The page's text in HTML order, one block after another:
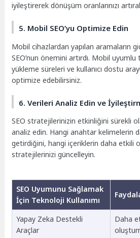
iyileştirerek dönüşüm oranlarınızı
5. Mobil SEO’yu Optimize Edin
Mobil cihazlardan yapılan aramaların
SEO’nun önemini artırdı. Mobil uyumlu
yükleme süreleri ve kullanıcı dostu
optimize edebilirsiniz.
6. Verileri Analiz Edin ve
SEO stratejilerinizin etkinliğini sürekli
analiz edin. Hangi anahtar kelimelerin
getirdiğini, hangi içeriklerin daha etkili
stratejilerinizi güncelleyin.
SEO Uyumunu Sağlamak
İçin Teknoloji Kullanımı
Yapay Zeka Destekli
Araçlar
Daha